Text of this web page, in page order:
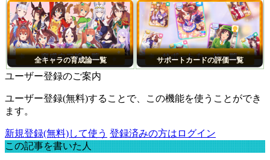
全キャラの育成論一覧 サポートカードの評価一覧
ユーザー登録のご案内
ユーザー登録(無料)することで、この機能を使うことができ
ます。
新規登録(無料)して使う 登録済みの方はログイン
この記事を書いた人